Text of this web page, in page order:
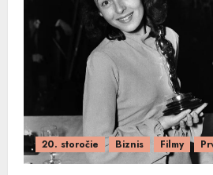
20. storočie Biznis Filmy